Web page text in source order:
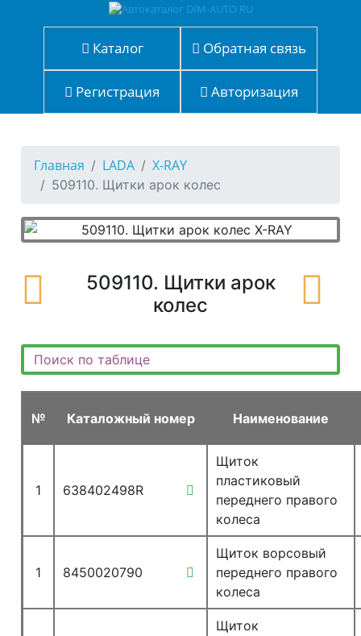
Каталог Обратная связь
Регистрация Авторизация
Главная LADA X-RAY
509110. Щитки арок колес
509110. Щитки арок
колес
№ Каталожный номер Наименование
1 638402498R
Щиток
пластиковый
переднего правого
колеса
1 8450020790
Щиток ворсовый
переднего правого
колеса
Щиток